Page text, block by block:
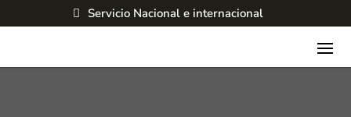
Servicio Nacional e internacional